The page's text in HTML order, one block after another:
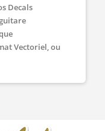
Decals
Vectoriel, ou